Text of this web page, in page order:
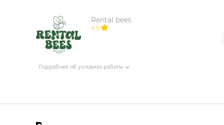
Rental bees
4.9
Подробнее об условиях работы